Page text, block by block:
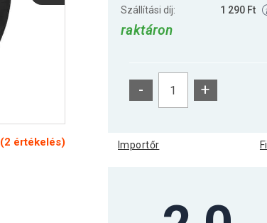
(2 értékelés)
Szállítási díj:
1 290 Ft
raktáron
- +
Importőr